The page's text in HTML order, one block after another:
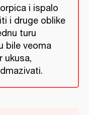
i ispalo
i druge oblike
turu
bile veoma
ukusa,